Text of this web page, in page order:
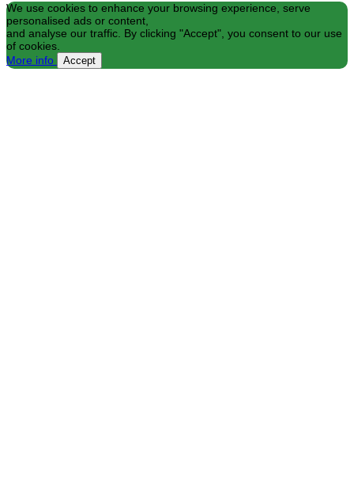
We use cookies to enhance your browsing experience, serve
personalised ads or content,
and analyse our traffic. By clicking "Accept", you consent to our use
of cookies.
More info
Accept